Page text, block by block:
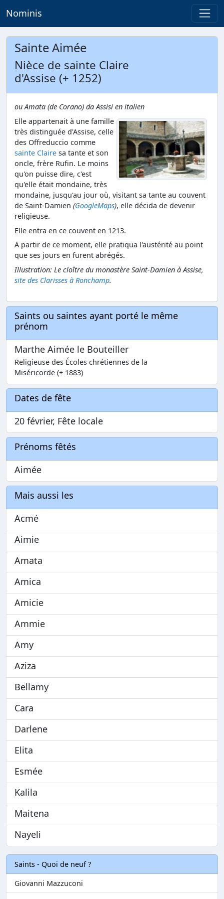
Nominis
Sainte Aimée
Nièce de sainte Claire
d'Assise (+ 1252)
ou Amata (de Corano) da Assisi en italien
Elle appartenait à une famille
très distinguée d'Assise, celle
des Offreduccio comme
sainte Claire sa tante et son
oncle, frère Rufin. Le moins
qu'on puisse dire, c'est
qu'elle était mondaine, très
mondaine, jusqu'au jour où, visitant sa tante au couvent
de Saint-Damien (GoogleMaps), elle décida de devenir
religieuse.
Elle entra en ce couvent en 1213.
A partir de ce moment, elle pratiqua l'austérité au point
que ses jours en furent abrégés.
Illustration: Le cloître du monastère Saint-Damien à Assise,
site des Clarisses à Ronchamp.
Saints ou saintes ayant porté le même
prénom
Marthe Aimée le Bouteiller
Religieuse des Écoles chrétiennes de la
Miséricorde (+ 1883)
Dates de fête
20 février, Fête locale
Prénoms fêtés
Aimée
Mais aussi les
Acmé
Aimie
Amata
Amica
Amicie
Ammie
Amy
Aziza
Bellamy
Cara
Darlene
Elita
Esmée
Kalila
Maitena
Nayeli
Saints - Quoi de neuf ?
Giovanni Mazzuconi